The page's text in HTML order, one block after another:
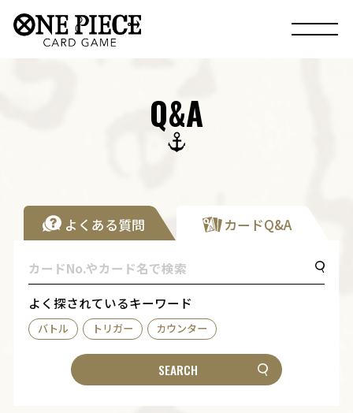
Q&A
よくある質問 カードQ&A
よく探されているキーワード
バトル トリガー カウンター